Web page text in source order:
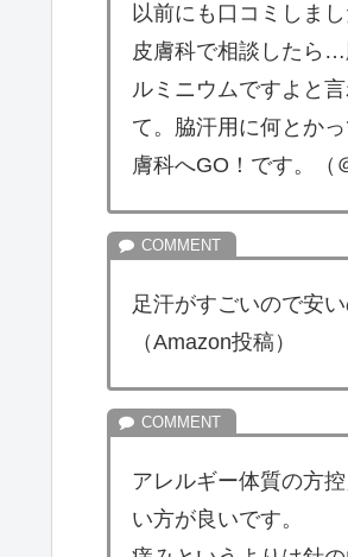
以前にも口コミしま
皮膚科で相談したら
ルミニウムですよと
て。脇汗用に何とか
膚科へGO！です。（
足汗がすごいので安
（Amazon投稿）
アレルギー体質の方
い方が良いです。